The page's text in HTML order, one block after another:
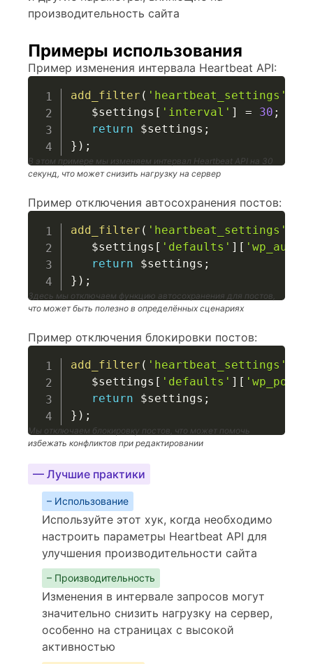
производительность сайта
Примеры использования
Пример изменения интервала Heartbeat API:
add_filter ( 'heartbeat_settings'
$settings [ 'interval' ] = 30 ;
return
$settings ;
} ) ;
В этом примере мы изменяем интервал Heartbeat API на 30
секунд, что может снизить нагрузку на сервер
Пример отключения автосохранения постов:
add_filter ( 'heartbeat_settings'
$settings [ 'defaults' ] [
return
$settings ;
} ) ;
Здесь мы отключаем функцию автосохранения для постов,
что может быть полезно в определённых сценариях
Пример отключения блокировки постов:
add_filter ( 'heartbeat_settings'
$settings [ 'defaults' ] [
return
$settings ;
} ) ;
Мы отключаем блокировку постов, что может помочь
избежать конфликтов при редактировании
— Лучшие практики
– Использование
Используйте этот хук, когда необходимо
настроить параметры Heartbeat API для
улучшения производительности сайта
– Производительность
Изменения в интервале запросов могут
значительно снизить нагрузку на сервер,
особенно на страницах с высокой
активностью